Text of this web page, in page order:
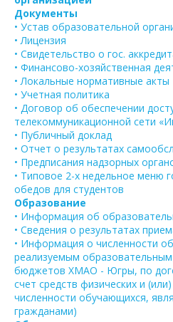
Документы
• Устав образовательной
• Лицензия
• Свидетельство о гос.
• Финансово-хозяйственная
• Локальные нормативные акты
• Учетная политика
• Договор об обеспечении
телекоммуникационной сети
• Публичный доклад
• Отчет о результатах
• Предписания надзорных
• Типовое 2-х недельное меню
обедов для студентов
Образование
• Информация об
• Сведения о результатах
• Информация о численности
реализуемым
бюджетов ХМАО - Югры, по
счет средств физических и
численности обучающихся,
гражданами)